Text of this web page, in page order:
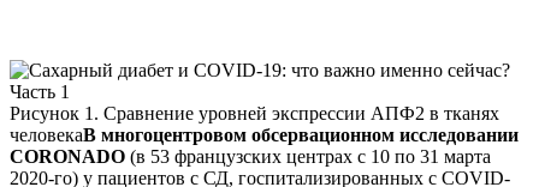
Рисунок 1. Сравнение уровней экспрессии АПФ2 в тканях
человекаВ многоцентровом обсервационном исследовании
CORONADO (в 53 французских центрах с 10 по 31 марта
2020-го) у пациентов с СД, госпитализированных c COVID-